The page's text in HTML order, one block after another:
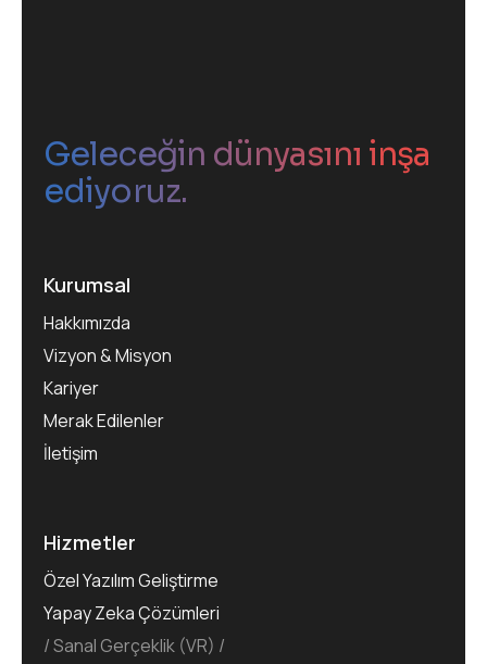
Geleceğin dünyasını inşa
ediyoruz.
Kurumsal
Hakkımızda
Vizyon & Misyon
Kariyer
Merak Edilenler
İletişim
Hizmetler
Özel Yazılım Geliştirme
Yapay Zeka Çözümleri
Sanal Gerçeklik (VR)